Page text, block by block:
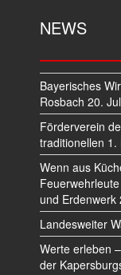
NEWS
Bayerisches
Rosbach 20.
Förderverein
traditionellen
Wenn aus
und Erdenwerk
Landesweiter
Werte erleben
der